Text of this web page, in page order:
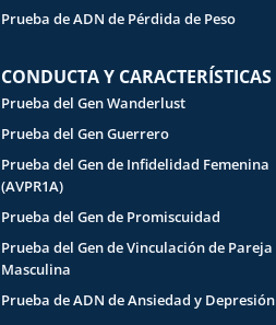
Prueba de ADN de Pérdida de Peso
CONDUCTA Y CARACTERÍSTICAS
Prueba del Gen Wanderlust
Prueba del Gen Guerrero
Prueba del Gen de Infidelidad Femenina
(AVPR1A)
Prueba del Gen de Promiscuidad
Prueba del Gen de Vinculación de Pareja
Masculina
Prueba de ADN de Ansiedad y Depresión